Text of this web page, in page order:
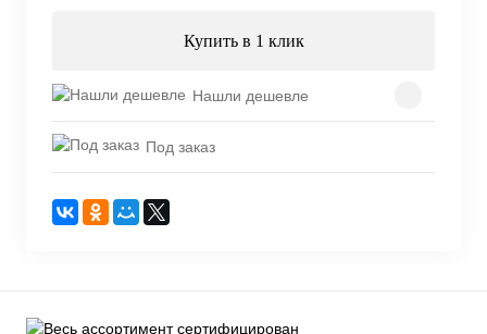
Купить в 1 клик
Нашли дешевле
Под заказ